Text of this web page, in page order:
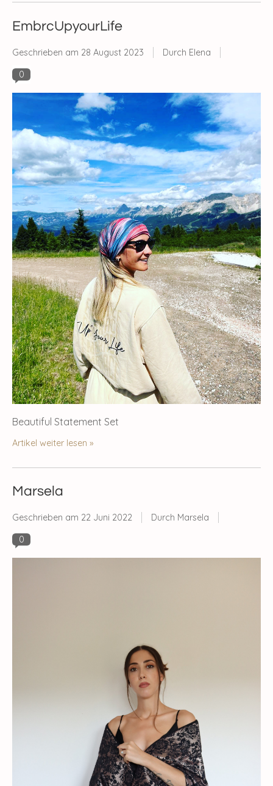
EmbrcUpyourLife
Geschrieben am 28 August 2023
Durch Elena
0
Beautiful Statement Set
Artikel weiter lesen »
Marsela
Geschrieben am 22 Juni 2022
Durch Marsela
0